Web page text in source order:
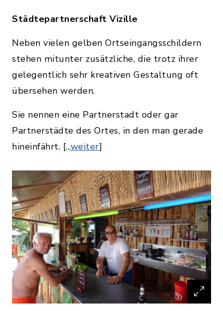
Städtepartnerschaft Vizille
Neben vielen gelben Ortseingangsschildern
stehen mitunter zusätzliche, die trotz ihrer
gelegentlich sehr kreativen Gestaltung oft
übersehen werden.
Sie nennen eine Partnerstadt oder gar
Partnerstädte des Ortes, in den man gerade
hineinfährt. [...weiter]